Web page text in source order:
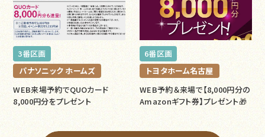
3番区画
パナソニック ホームズ
WEB来場予約でQUOカード
8,000円分をプレゼント
6番区画
トヨタホーム名古屋
WEB予約＆来場で【8,000円分の
Amazonギフト券】プレゼント🎁